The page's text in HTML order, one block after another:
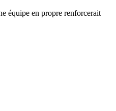
équipe en propre renforcerait